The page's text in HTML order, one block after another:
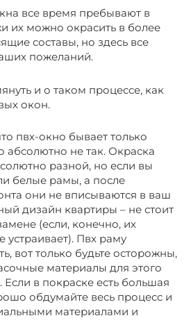
все время пребывают в
их можно окрасить в более
составы, но здесь все
пожеланий.
и о таком процессе, как
окон.
пвх-окно бывает только
абсолютно не так. Окраска
разной, но если вы
белые рамы, а после
они не вписываются в ваш
дизайн квартиры – не стоит
(если, конечно, их
устраивает). Пвх раму
вот только будьте осторожны,
материалы для этого
в покраске есть большая
обдумайте весь процесс и
материалами и